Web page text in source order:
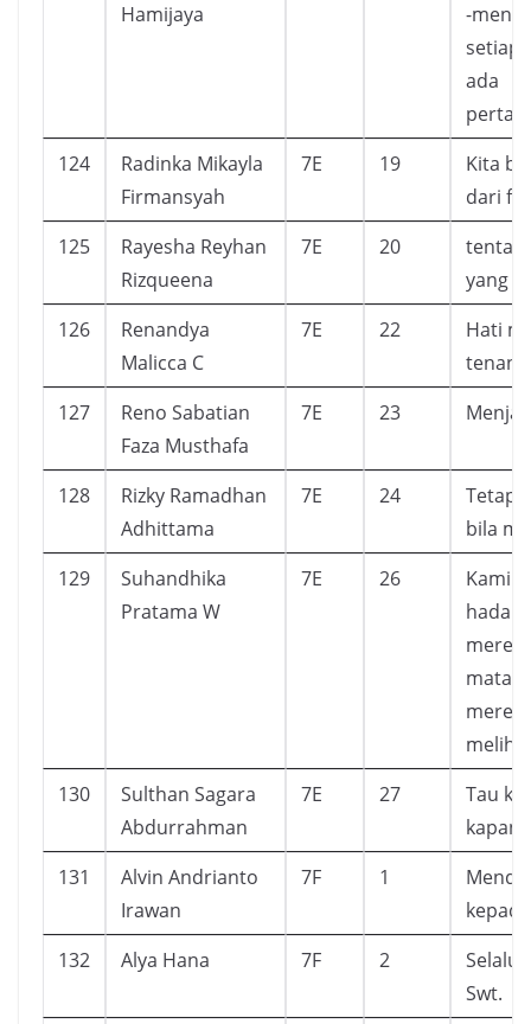
Hamijaya
-
setiap
ada
124
Radinka Mikayla
Firmansyah
7E 19
Kita
dari
125
Rayesha Reyhan
Rizqueena
7E 20
yang
126
Renandya
Malicca C
7E 22
Hati
tenang
127
Reno Sabatian
Faza Musthafa
7E 23
128
Rizky Ramadhan
Adhittama
7E 24
Tetap
bila
129
Suhandhika
Pratama W
7E 26
Kami
mata
130
Sulthan Sagara
Abdurrahman
7E 27
Tau
kapan
131
Alvin Andrianto
Irawan
7F 1
132
Alya Hana 7F 2
Selalu
Swt.